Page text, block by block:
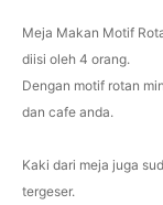
Meja Makan Motif
diisi oleh 4 orang.
Dengan motif rotan
dan cafe anda.
Kaki dari meja juga
tergeser.